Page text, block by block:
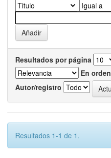
Resultados por página
En orden
Autor/registro
Resultados 1-1 de 1.